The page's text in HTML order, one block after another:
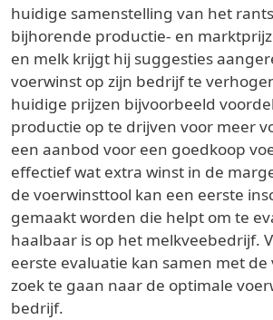
huidige samenstelling van het
bijhorende productie- en
en melk krijgt hij suggesties
voerwinst op zijn bedrijf te
huidige prijzen bijvoorbeeld
productie op te drijven voor meer
een aanbod voor een goedkoop
effectief wat extra winst in de
de voerwinsttool kan een eerste
gemaakt worden die helpt om te
haalbaar is op het melkveebedrijf.
eerste evaluatie kan samen met
zoek te gaan naar de optimale
bedrijf.